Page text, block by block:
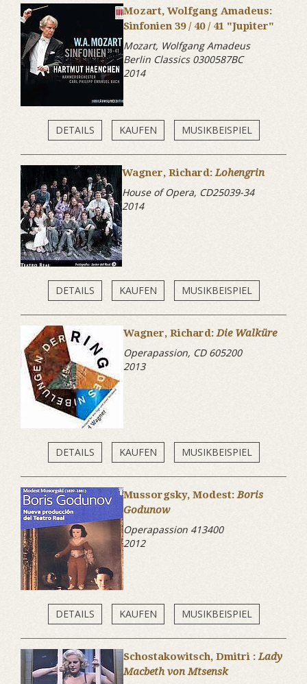
Mozart, Wolfgang Amadeus:
Sinfonien 39 / 40 / 41 "Jupiter"
Mozart, Wolfgang Amadeus
Berlin Classics 0300587BC
2014
DETAILS KAUFEN MUSIKBEISPIEL
Wagner, Richard:Lohengrin
House of Opera, CD25039-34
2014
DETAILS KAUFEN MUSIKBEISPIEL
Wagner, Richard:Die Walküre
Operapassion, CD 605200
2013
DETAILS KAUFEN MUSIKBEISPIEL
Mussorgsky, Modest:Boris
Godunow
Operapassion 413400
2012
DETAILS KAUFEN MUSIKBEISPIEL
Schostakowitsch, Dmitri :Lady
Macbeth von Mtsensk